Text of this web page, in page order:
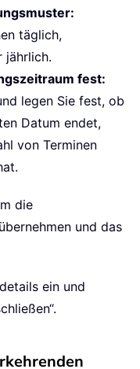
täglich,
jährlich.
fest:
legen Sie fest, ob
Datum endet,
von Terminen
die
und das
ein und